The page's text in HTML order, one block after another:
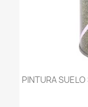
PINTURA